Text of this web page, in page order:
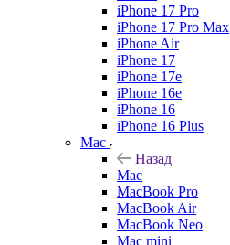
iPhone 17 Pro
iPhone 17 Pro Max
iPhone Air
iPhone 17
iPhone 17e
iPhone 16e
iPhone 16
iPhone 16 Plus
Mac
Назад
Mac
MacBook Pro
MacBook Air
MacBook Neo
Mac mini